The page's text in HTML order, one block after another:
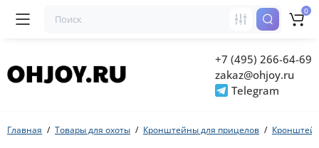
+7 (495) 266-64-69
zakaz@ohjoy.ru
Telegram
0
Главная Товары для охоты Кронштейны для прицелов